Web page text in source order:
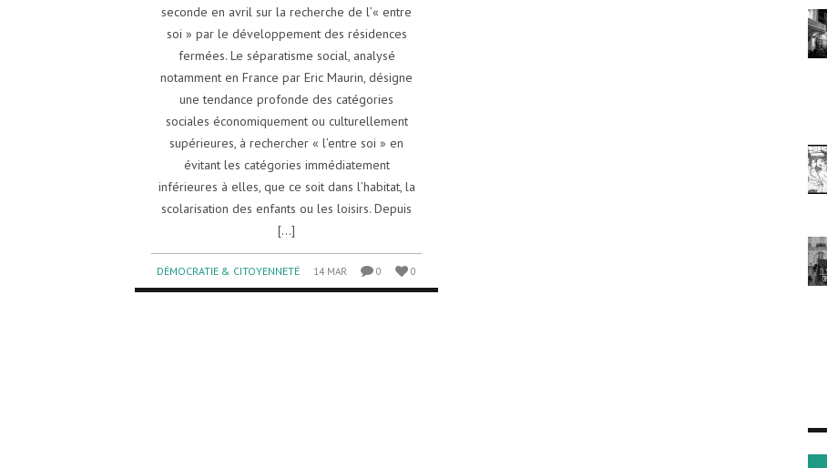
seconde en avril sur la recherche de l’« entre
soi » par le développement des résidences
fermées. Le séparatisme social, analysé
notamment en France par Eric Maurin, désigne
une tendance profonde des catégories
sociales économiquement ou culturellement
supérieures, à rechercher « l’entre soi » en
évitant les catégories immédiatement
inférieures à elles, que ce soit dans l’habitat, la
scolarisation des enfants ou les loisirs. Depuis
[...]
DÉMOCRATIE & CITOYENNETÉ 14 MAR 0 0